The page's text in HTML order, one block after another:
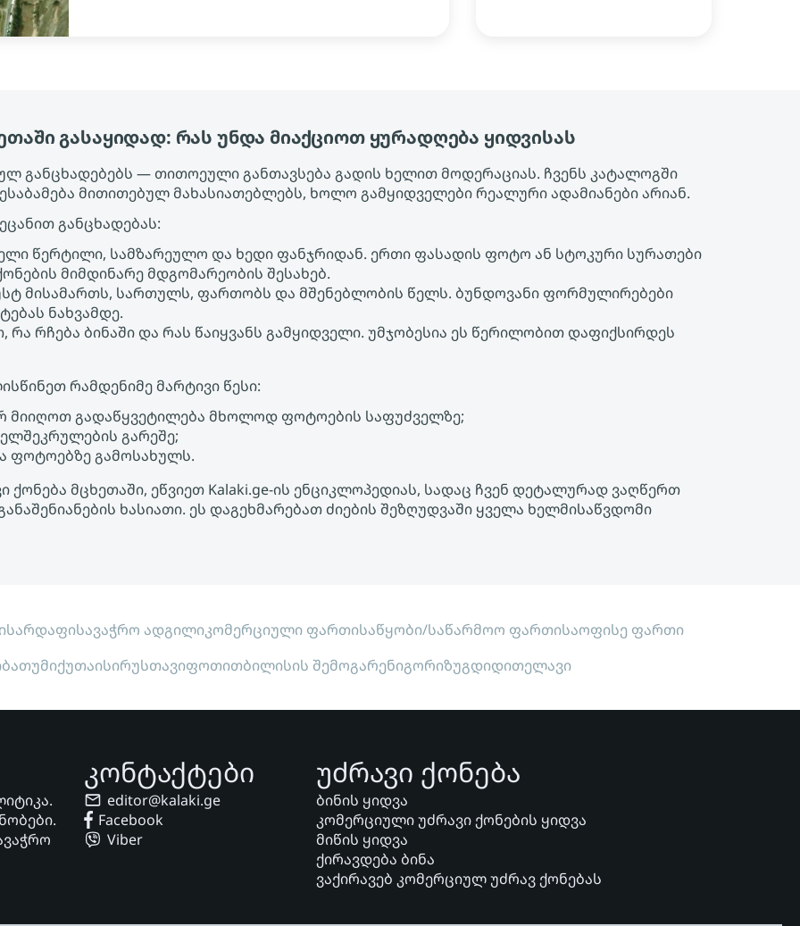
გასაყიდად: რას უნდა მიაქციოთ ყურადღება ყიდვისას
განცხადებებს — თითოეული განთავსება გადის ხელით მოდერაციას. ჩვენს კატალოგში
მითითებულ მახასიათებლებს, ხოლო გამყიდველები რეალური ადამიანები არიან.
განცხადებას:
წერტილი, სამზარეულო და ხედი ფანჯრიდან. ერთი ფასადის ფოტო ან სტოკური სურათები
მიმდინარე მდგომარეობის შესახებ.
მისამართს, სართულს, ფართობს და მშენებლობის წელს. ბუნდოვანი ფორმულირებები
ნახვამდე.
რა რჩება ბინაში და რას წაიყვანს გამყიდველი. უმჯობესია ეს წერილობით დაფიქსირდეს
რამდენიმე მარტივი წესი:
მიიღოთ გადაწყვეტილება მხოლოდ ფოტოების საფუძველზე;
გარეშე;
ფოტოებზე გამოსახულს.
მცხეთაში, ეწვიეთ Kalaki.ge-ის ენციკლოპედიას, სადაც ჩვენ დეტალურად ვაღწერთ
ხასიათი. ეს დაგეხმარებათ ძიების შეზღუდვაში ყველა ხელმისაწვდომი
სარდაფისავაჭრო ადგილიკომერციული ფართისაწყობი/საწარმოო ფართისაოფისე ფართი
ბათუმიქუთაისირუსთავიფოთითბილისის შემოგარენიგორიზუგდიდითელავი
კონტაქტები
editor@kalaki.ge
Facebook
Viber
უძრავი ქონება
ბინის ყიდვა
კომერციული უძრავი ქონების ყიდვა
მიწის ყიდვა
ქირავდება ბინა
ვაქირავებ კომერციულ უძრავ ქონებას